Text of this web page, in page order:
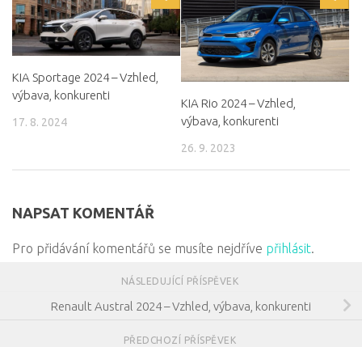
KIA Sportage 2024 – Vzhled,
výbava, konkurenti
17. 8. 2024
KIA Rio 2024 – Vzhled,
výbava, konkurenti
26. 9. 2023
NAPSAT KOMENTÁŘ
Pro přidávání komentářů se musíte nejdříve přihlásit.
NÁSLEDUJÍCÍ PŘÍSPĚVEK
Renault Austral 2024 – Vzhled, výbava, konkurenti
PŘEDCHOZÍ PŘÍSPĚVEK